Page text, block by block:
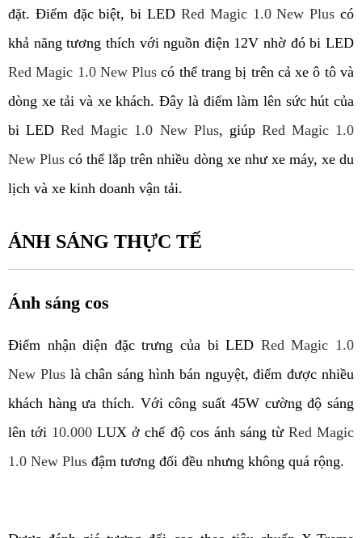
đặt. Điểm đặc biệt, bi LED Red Magic 1.0 New Plus có
Red Magic 1.0 New Plus có thể trang bị trên cả xe ô tô và
dòng xe tải và xe khách. Đây là điểm làm lên sức hút của
bi LED Red Magic 1.0 New Plus, giúp Red Magic 1.0
New Plus có thể lắp trên nhiều dòng xe như xe máy, xe du
lịch và xe kinh doanh vận tải.
ÁNH SÁNG THỰC TẾ
Ánh sáng cos
Điểm nhận diện đặc trưng của bi LED Red Magic 1.0
New Plus là chân sáng hình bán nguyệt, điểm được nhiều
khách hàng ưa thích. Với công suất 45W cường độ sáng
lên tới 10.000LUX ở chế độ cos ánh sáng từ Red Magic
1.0 New Plus đậm tương đối đều nhưng không quá rộng.